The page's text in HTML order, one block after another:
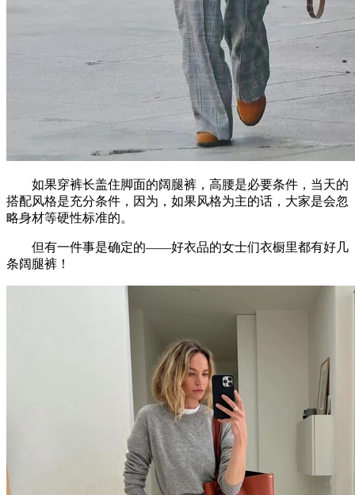
如果穿裤长盖住脚面的阔腿裤，高腰是必要条件，当天的
搭配风格是充分条件，因为，如果风格为主的话，大家是会忽
略身材等硬性标准的。
但有一件事是确定的——好衣品的女士们衣橱里都有好几
条阔腿裤！